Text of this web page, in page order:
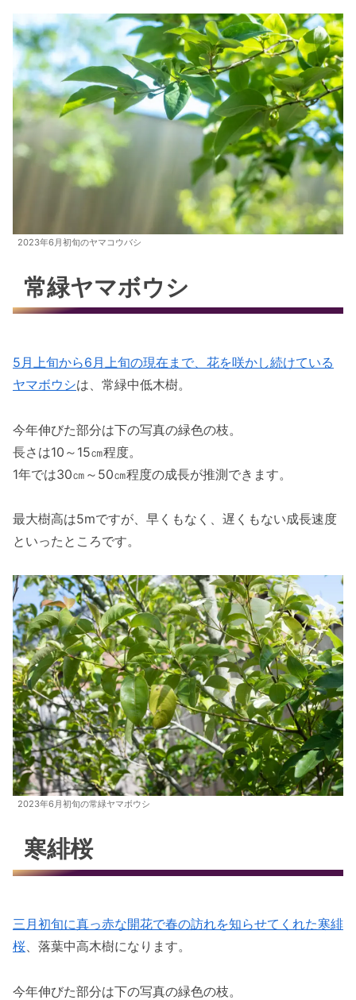
2023年6月初旬のヤマコウバシ
常緑ヤマボウシ
5月上旬から6月上旬の現在まで、花を咲かし続けている
ヤマボウシは、常緑中低木樹。
今年伸びた部分は下の写真の緑色の枝。
長さは10～15㎝程度。
1年では30㎝～50㎝程度の成長が推測できます。
最大樹高は5mですが、早くもなく、遅くもない成長速度
といったところです。
2023年6月初旬の常緑ヤマボウシ
寒緋桜
三月初旬に真っ赤な開花で春の訪れを知らせてくれた寒緋
桜、落葉中高木樹になります。
今年伸びた部分は下の写真の緑色の枝。